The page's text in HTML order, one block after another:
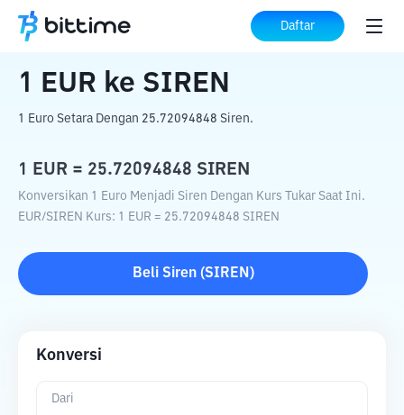
Daftar
Beranda Konverter Kripto ke SIREN
1 EUR ke SIREN
1 Euro Setara Dengan 25.72094848 Siren.
1 EUR = 25.72094848 SIREN
Konversikan 1 Euro Menjadi Siren Dengan Kurs Tukar Saat Ini.
EUR/SIREN Kurs: 1 EUR = 25.72094848 SIREN
Beli Siren(SIREN )
Konversi
Dari